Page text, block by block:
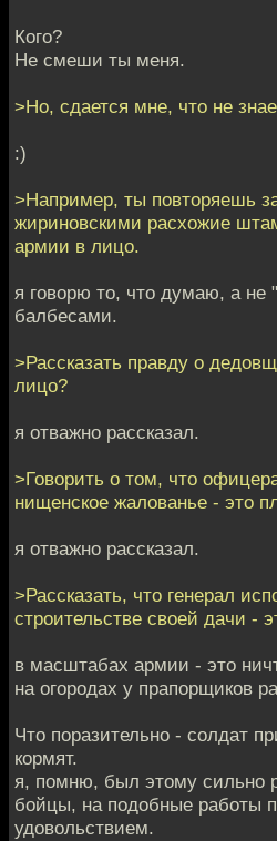
Кого?
Не смеши ты меня.
>Но, сдается мне, что не
:)
>Например, ты повторяешь
жириновскими расхожие
армии в лицо.
я говорю то, что думаю, а не
балбесами.
>Рассказать правду о
лицо?
я отважно рассказал.
>Говорить о том, что
нищенское жалованье - это
я отважно рассказал.
>Рассказать, что генерал
строительстве своей дачи -
в масштабах армии - это
на огородах у прапорщиков
Что поразительно - солдат
кормят.
я, помню, был этому сильно
бойцы, на подобные работы
удовольствием.